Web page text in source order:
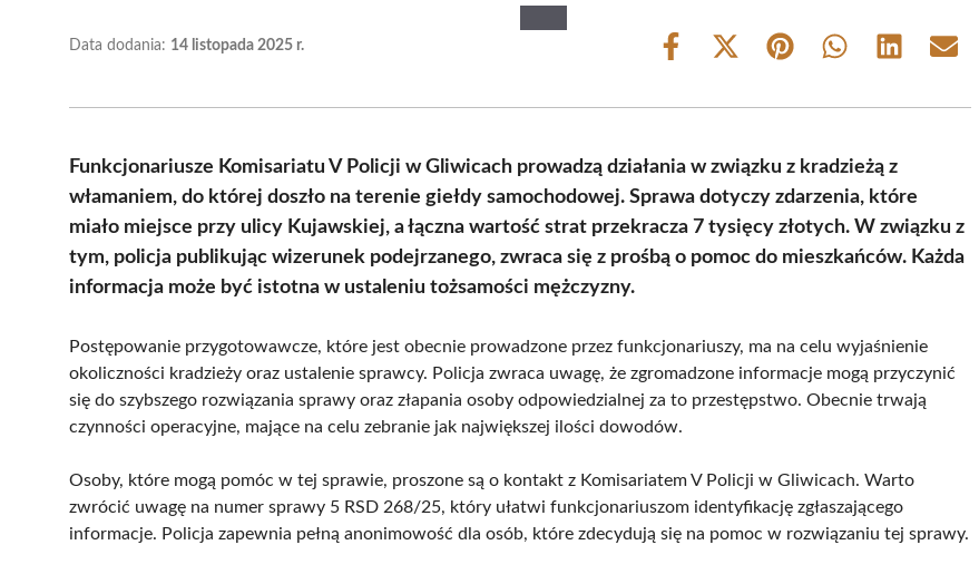
Data dodania: 14 listopada 2025 r.
Share
Share
(Twitter)
Share Share Share Share
Funkcjonariusze Komisariatu V Policji w Gliwicach prowadzą działania w związku z kradzieżą z
włamaniem, do której doszło na terenie giełdy samochodowej. Sprawa dotyczy zdarzenia, które
miało miejsce przy ulicy Kujawskiej, a łączna wartość strat przekracza 7 tysięcy złotych. W związku z
tym, policja publikując wizerunek podejrzanego, zwraca się z prośbą o pomoc do mieszkańców. Każda
informacja może być istotna w ustaleniu tożsamości mężczyzny.
Postępowanie przygotowawcze, które jest obecnie prowadzone przez funkcjonariuszy, ma na celu wyjaśnienie
okoliczności kradzieży oraz ustalenie sprawcy. Policja zwraca uwagę, że zgromadzone informacje mogą przyczynić
się do szybszego rozwiązania sprawy oraz złapania osoby odpowiedzialnej za to przestępstwo. Obecnie trwają
czynności operacyjne, mające na celu zebranie jak największej ilości dowodów.
Osoby, które mogą pomóc w tej sprawie, proszone są o kontakt z Komisariatem V Policji w Gliwicach. Warto
zwrócić uwagę na numer sprawy 5 RSD 268/25, który ułatwi funkcjonariuszom identyfikację zgłaszającego
informacje. Policja zapewnia pełną anonimowość dla osób, które zdecydują się na pomoc w rozwiązaniu tej sprawy.